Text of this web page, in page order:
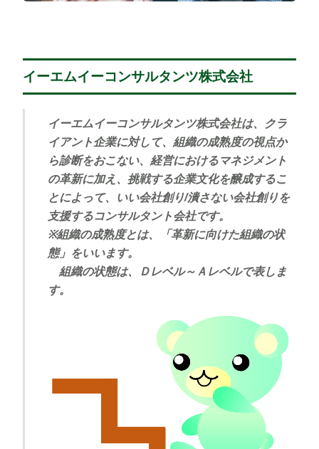
イーエムイーコンサルタンツ株式会社
イーエムイーコンサルタンツ株式会社は、クラ
イアント企業に対して、組織の成熟度の視点か
ら診断をおこない、経営におけるマネジメント
の革新に加え、挑戦する企業文化を醸成するこ
とによって、いい会社創り/潰さない会社創りを
支援するコンサルタント会社です。
※組織の成熟度とは、「革新に向けた組織の状
態」をいいます。
組織の状態は、Ｄレベル～Ａレベルで表しま
す。